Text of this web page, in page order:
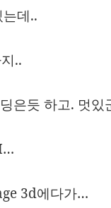
데..
..
은듯 하고. 멋
3d에다가…